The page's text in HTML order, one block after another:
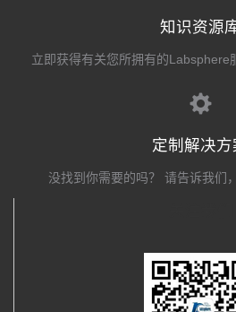
知识资源
立即获得有关您所拥有的Labsphere
定制解决方
没找到你需要的吗？ 请告诉我们